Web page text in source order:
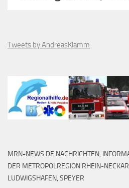
Tweets by AndreasKlamm
MRN-NEWS.DE NACHRICHTEN,
DER METROPOLREGION RHEIN-
LUDWIGSHAFEN, SPEYER